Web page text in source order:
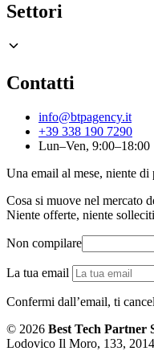
Settori
Contatti
info@btpagency.it
+39 338 190 7290
Lun–Ven, 9:00–18:00
Una email al mese, niente di
Cosa si muove nel mercato
Niente offerte, niente
Non compilare
La tua email
Confermi dall’email, ti
© 2026 Best Tech Partner
Lodovico Il Moro, 133,